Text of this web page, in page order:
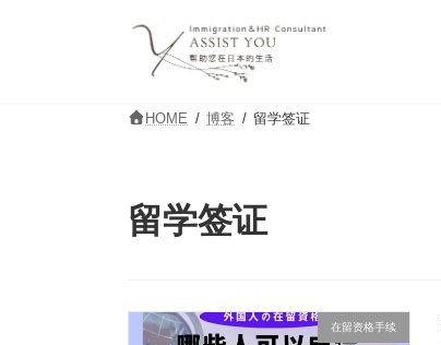
HOME 博客 留学签证
留学签证
在留资格手续